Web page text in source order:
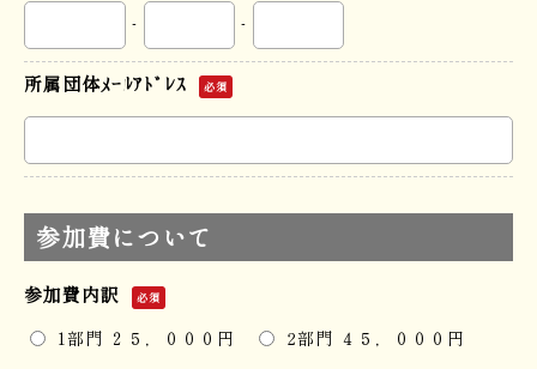
- -
所属団体ﾒｰﾙｱﾄﾞﾚｽ 必須
参加費について
参加費内訳 必須
1部門 ２５，０００円
2部門 ４５，０００円